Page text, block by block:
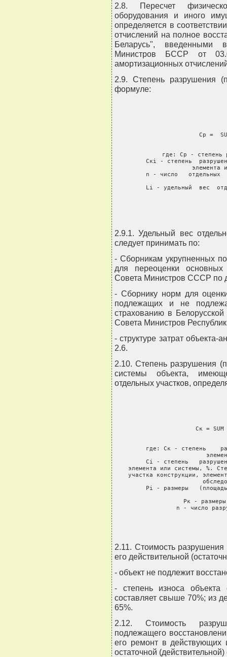
2.8. Пересчет
оборудования и иного
определяется в
отчислений на полное
Беларусь", введенными
Министров БССР от
амортизационных
2.9. Степень разрушения
формуле:
Ср =
где: Ср - степень
Скi - степень
элемента
n - число   отдельных
Li - удельный  вес
2.9.1. Удельный вес
следует принимать по:
- Сборникам укрупненных
для переоценки
Совета Министров СССР по
- Сборнику норм для
подлежащих и не
страхованию в
Совета Министров
- структуре затрат объекта-
2.6.
2.10. Степень разрушения
системы объекта,
отдельных участков,
Ск =
где: Ск - степень
Сi - степень
элемента или системы, %.
участка конструкции,
Рi - размеры
Pк -
n - число
2.11. Стоимость
его действительной
- объект не подлежит
- степень износа
составляет свыше 70%; из
65%.
2.12. Стоимость
подлежащего
его ремонт в действующих
остаточной